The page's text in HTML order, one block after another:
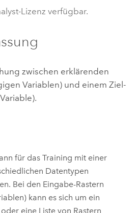
Lizenz verfügbar.
zwischen erklärenden
Variablen) und einem Ziel-
für das Training mit einer
Datentypen
Bei den Eingabe-Rastern
kann es sich um ein
eine Liste von Rastern